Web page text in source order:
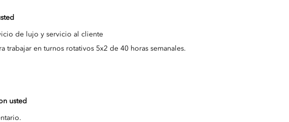
de lujo y servicio al cliente
trabajar en turnos rotativos 5x2 de 40 horas semanales.
usted